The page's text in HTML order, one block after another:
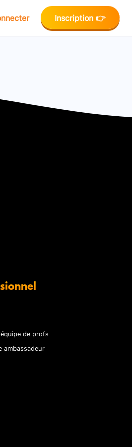
Inscription 👉
de profs
ambassadeur